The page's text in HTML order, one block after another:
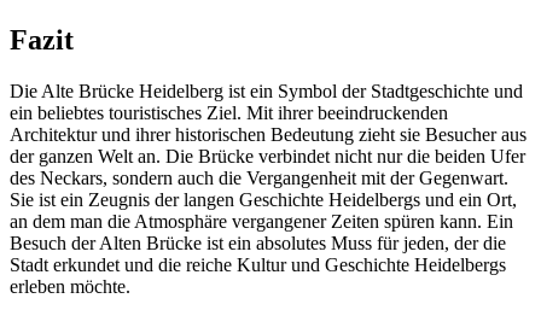
Fazit
Die Alte Brücke Heidelberg ist ein Symbol der Stadtgeschichte und
ein beliebtes touristisches Ziel. Mit ihrer beeindruckenden
Architektur und ihrer historischen Bedeutung zieht sie Besucher aus
der ganzen Welt an. Die Brücke verbindet nicht nur die beiden Ufer
des Neckars, sondern auch die Vergangenheit mit der Gegenwart.
Sie ist ein Zeugnis der langen Geschichte Heidelbergs und ein Ort,
an dem man die Atmosphäre vergangener Zeiten spüren kann. Ein
Besuch der Alten Brücke ist ein absolutes Muss für jeden, der die
Stadt erkundet und die reiche Kultur und Geschichte Heidelbergs
erleben möchte.